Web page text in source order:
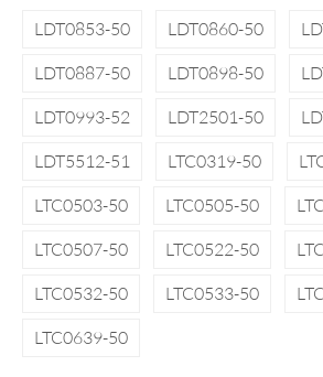
LDT0853-50 LDT0860-50
LDT0887-50
LDT0898-50
LDT0993-52
LDT2501-50
LDT5512-51
LTC0319-50
LTC0503-50
LTC0505-50
LTC0507-50
LTC0522-50
LTC0532-50
LTC0533-50
LTC0639-50